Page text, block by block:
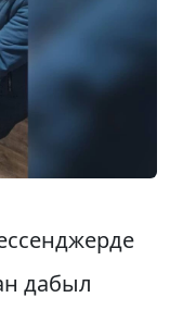
дабыл